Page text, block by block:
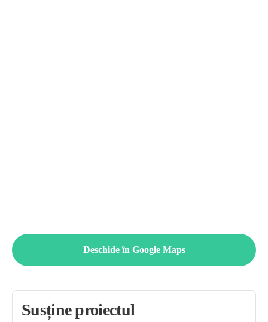
Deschide în Google Maps
Susține proiectul